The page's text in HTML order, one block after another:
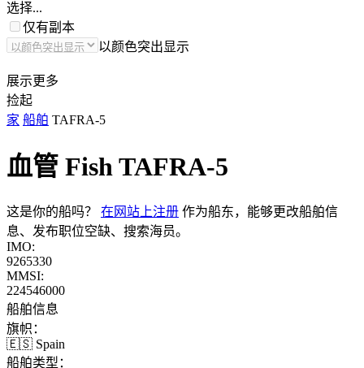
选择...
仅有副本
以颜色突出显示
展示更多
捡起
家 船舶 TAFRA-5
血管 FishTAFRA-5
这是你的船吗？ 在网站上注册 作为船东，能够更改船舶信
息、发布职位空缺、搜索海员。
IMO:
9265330
MMSI:
224546000
船舶信息
旗帜：
🇪🇸 Spain
船舶类型：